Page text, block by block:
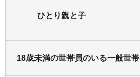
ひとり親と子
18歳未満の世帯員のいる一般世帯